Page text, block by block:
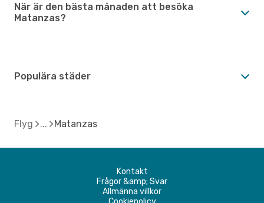
När är den bästa månaden att besöka
Matanzas?
Populära städer
Flyg Matanzas
Kontakt
Frågor &amp; Svar
Allmänna villkor